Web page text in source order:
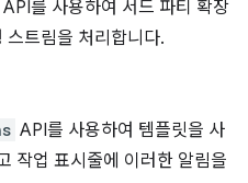
API를 사용하여 서드 파티 확장
트림을 처리합니다.
API를 사용하여 템플릿을 사
작업 표시줄에 이러한 알림을